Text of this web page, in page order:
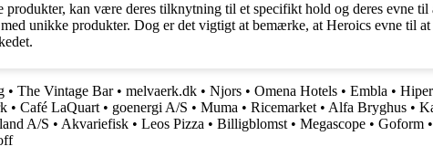
kan være deres tilknytning til et specifikt hold og deres evne til
unikke produkter. Dog er det vigtigt at bemærke, at Heroics evne til
• The Vintage Bar• melvaerk.dk • Njors • Omena Hotels • Embla • Hiper
• Café LaQuart • goenergi A/S • Muma • Ricemarket • Alfa Bryghus •
A/S • Akvariefisk • Leos Pizza • Billigblomst • Megascope • Goform •